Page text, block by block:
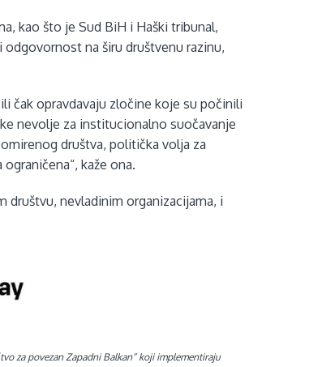
kao što je Sud BiH i Haški tribunal,
na širu društvenu razinu,
čak opravdavaju zločine koje su počinili
nevolje za institucionalno suočavanje
društva, politička volja za
kaže ona.
nevladinim organizacijama, i
za povezan Zapadni Balkan“ koji implementiraju